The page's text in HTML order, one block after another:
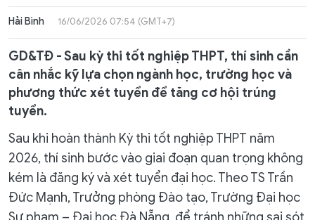
Hải Bình 16/06/2026 07:54 (GMT+7)
GD&TĐ - Sau kỳ thi tốt nghiệp THPT, thí sinh cần
cân nhắc kỹ lựa chọn ngành học, trường học và
phương thức xét tuyển để tăng cơ hội trúng
tuyển.
Sau khi hoàn thành Kỳ thi tốt nghiệp THPT năm
2026, thí sinh bước vào giai đoạn quan trọng không
kém là đăng ký và xét tuyển đại học. Theo TS Trần
Đức Mạnh, Trưởng phòng Đào tạo, Trường Đại học